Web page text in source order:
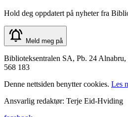
Hold deg oppdatert på nyheter fra
Meld meg på
Biblioteksentralen SA, Pb. 24
568 183
Denne nettsiden benytter cookies. Les
Ansvarlig redaktør: Terje Eid-Hviding